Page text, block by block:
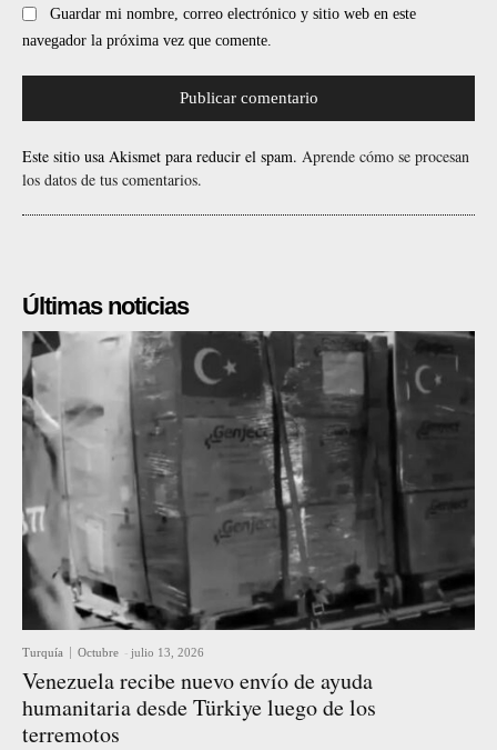
Guardar mi nombre, correo electrónico y sitio web en este
navegador la próxima vez que comente.
Este sitio usa Akismet para reducir el spam. Aprende cómo se procesan
los datos de tus comentarios.
Últimas noticias
Turquía Octubre - julio 13, 2026
Venezuela recibe nuevo envío de ayuda
humanitaria desde Türkiye luego de los
terremotos